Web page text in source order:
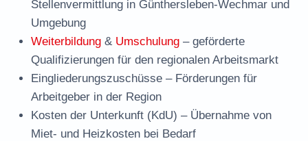
Stellenvermittlung in Günthersleben-Wechmar und
Umgebung
Weiterbildung & Umschulung – geförderte
Qualifizierungen für den regionalen Arbeitsmarkt
Eingliederungszuschüsse – Förderungen für
Arbeitgeber in der Region
Kosten der Unterkunft (KdU) – Übernahme von
Miet- und Heizkosten bei Bedarf